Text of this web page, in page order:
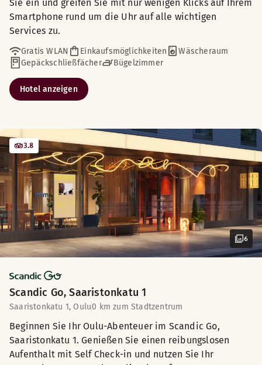
Sie ein und greifen Sie mit nur wenigen Klicks auf Ihrem
Smartphone rund um die Uhr auf alle wichtigen
Services zu.
Gratis WLAN Einkaufsmöglichkeiten
Wäscheraum
Gepäckschließfächer
Bügelzimmer
Hotel anzeigen
6
3.8
Scandic Go, Saaristonkatu 1
Saaristonkatu 1, Oulu0 km zum Stadtzentrum
Beginnen Sie Ihr Oulu-Abenteuer im Scandic Go,
Saaristonkatu 1. Genießen Sie einen reibungslosen
Aufenthalt mit Self Check-in und nutzen Sie Ihr